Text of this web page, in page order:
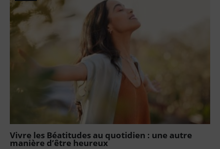
Vivre les Béatitudes au quotidien : une autre
manière d’être heureux